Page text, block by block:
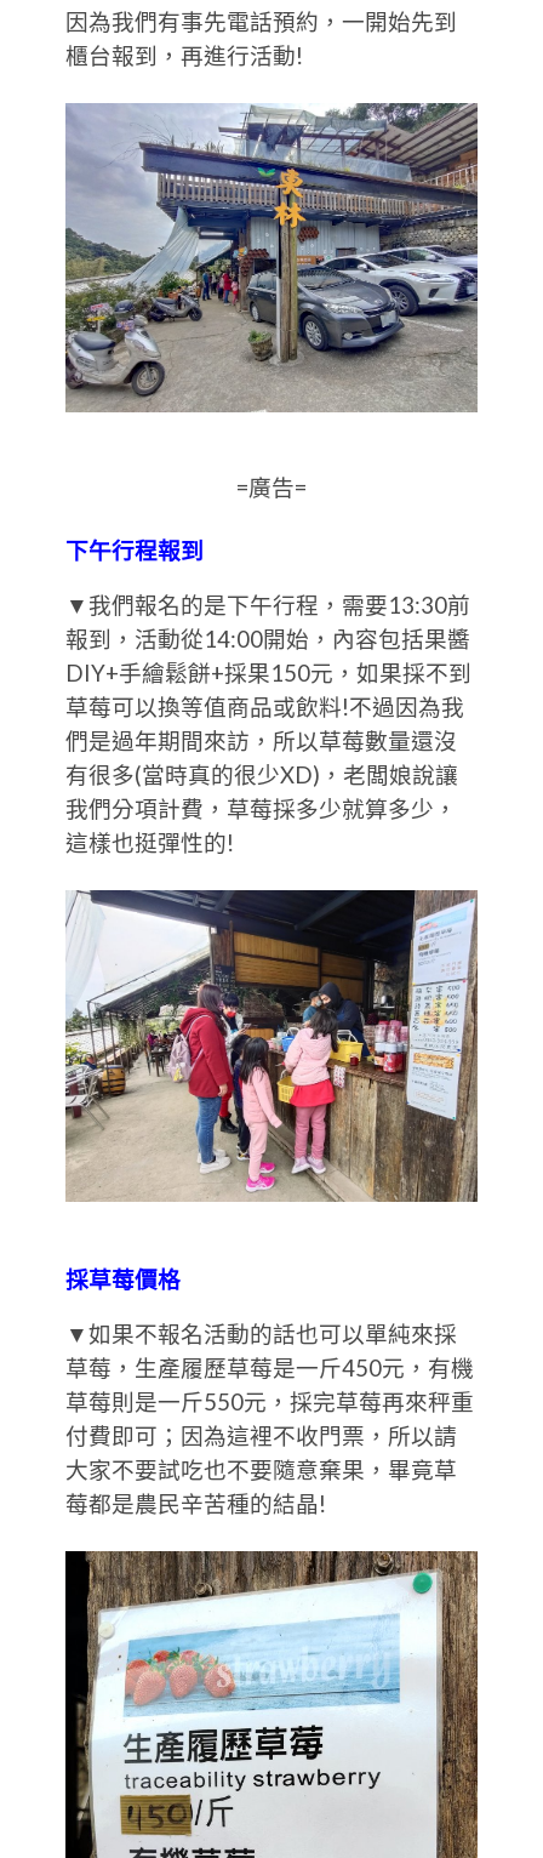
因為我們有事先電話預約，一開始先到
櫃台報到，再進行活動!
=廣告=
下午行程報到
▼我們報名的是下午行程，需要13:30前
報到，活動從14:00開始，內容包括果醬
DIY+手繪鬆餅+採果150元，如果採不到
草莓可以換等值商品或飲料!不過因為我
們是過年期間來訪，所以草莓數量還沒
有很多(當時真的很少XD)，老闆娘說讓
我們分項計費，草莓採多少就算多少，
這樣也挺彈性的!
採草莓價格
▼如果不報名活動的話也可以單純來採
草莓，生產履歷草莓是一斤450元，有機
草莓則是一斤550元，採完草莓再來秤重
付費即可；因為這裡不收門票，所以請
大家不要試吃也不要隨意棄果，畢竟草
莓都是農民辛苦種的結晶!